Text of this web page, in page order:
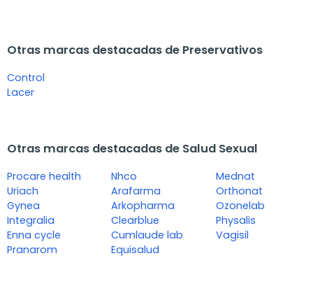
Otras marcas destacadas de Preservativos
Control
Lacer
Otras marcas destacadas de Salud Sexual
Procare health
Uriach
Gynea
Integralia
Enna cycle
Pranarom
Nhco
Arafarma
Arkopharma
Clearblue
Cumlaude lab
Equisalud
Mednat
Orthonat
Ozonelab
Physalis
Vagisil